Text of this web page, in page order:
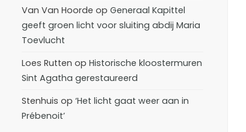
Van Van Hoorde opGeneraal Kapittel
geeft groen licht voor sluiting abdij Maria
Toevlucht
Loes Rutten opHistorische kloostermuren
Sint Agatha gerestaureerd
Stenhuis op‘Het licht gaat weer aan in
Prébenoit’